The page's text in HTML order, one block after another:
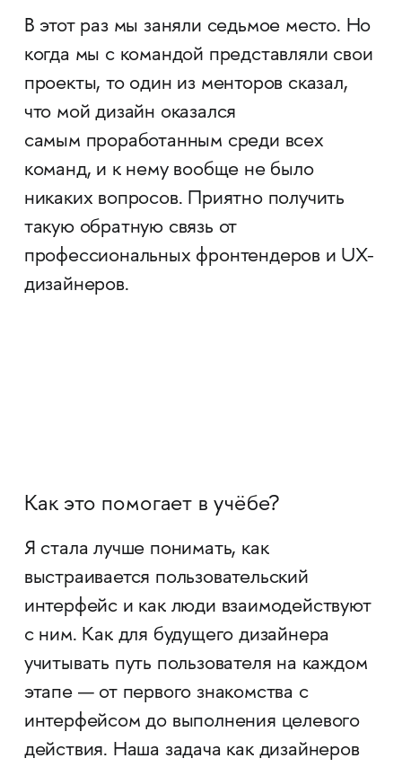
В этот раз мы заняли седьмое место. Но
когда мы с командой представляли свои
проекты, то один из менторов сказал,
что мой дизайн оказался
самым проработанным среди всех
команд, и к нему вообще не было
никаких вопросов. Приятно получить
такую обратную связь от
профессиональных фронтендеров и UX-
дизайнеров.
Как это помогает в учёбе?
Я стала лучше понимать, как
выстраивается пользовательский
интерфейс и как люди взаимодействуют
с ним. Как для будущего дизайнера
учитывать путь пользователя на каждом
этапе — от первого знакомства с
интерфейсом до выполнения целевого
действия. Наша задача как дизайнеров